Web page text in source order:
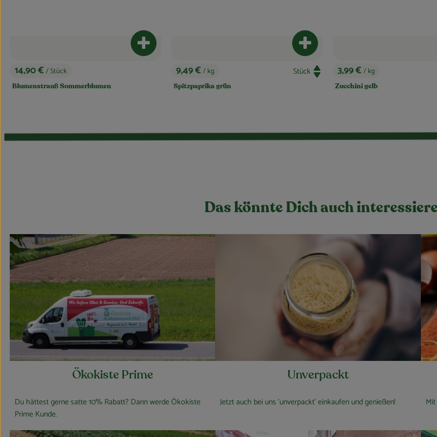
, Preis:
9,49 €/ kg
Spitzpaprika grün
Produkt zum Warenkorb hinzufügen
, Preis:
3,99 €/ kg
Zucchini gelb
Produkt zum Warenkorb hinzufügen
, Preis:
5,69 €/ kg
Hokkaido Kürbis
Das könnte Dich auch
Ökokiste Prime
Du hättest gerne satte 10% Rabatt? Dann werde Ökokiste
Prime Kunde.
Unverpackt
Jetzt auch bei uns 'unverpackt' einkaufen und genießen!